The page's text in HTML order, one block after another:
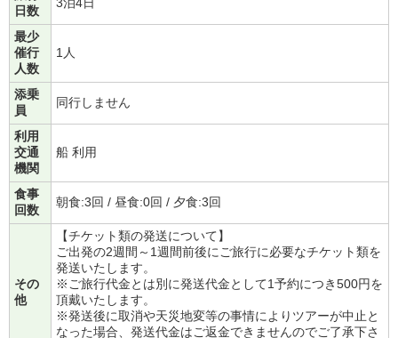
日数
最少
催行
人数
1人
添乗
員
同行しません
利用
交通
機関
船 利用
食事
回数
朝食:3回 / 昼食:0回 / 夕食:3回
その
他
【チケット類の発送について】
ご出発の2週間～1週間前後にご旅行に必要なチケット類を
発送いたします。
※ご旅行代金とは別に発送代金として1予約につき500円を
頂戴いたします。
※発送後に取消や天災地変等の事情によりツアーが中止と
なった場合、発送代金はご返金できませんのでご了承下さ